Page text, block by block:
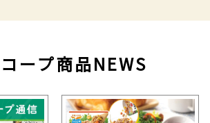
ープ商品NEWS